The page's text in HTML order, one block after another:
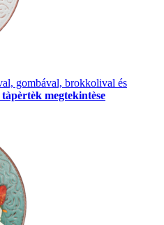
gombával, brokkolival és
tàpèrtèk megtekintèse